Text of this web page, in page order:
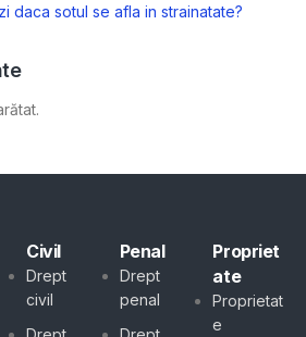
daca sotul se afla in strainatate?
Civil
Drept
civil
Penal
Drept
penal
Propriet
ate
Proprietat
e